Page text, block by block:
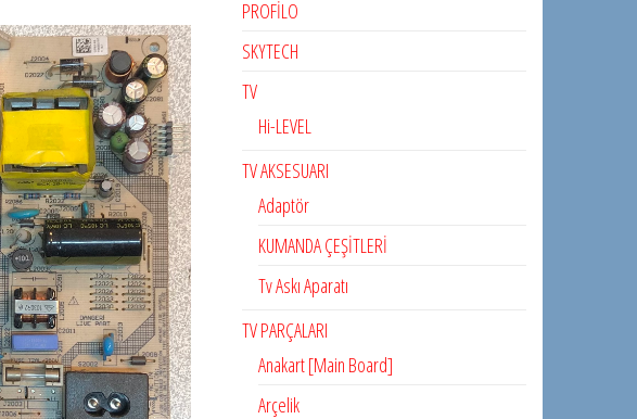
PROFİLO
SKYTECH
TV
Hi-LEVEL
TV AKSESUARI
Adaptör
KUMANDA ÇEŞİTLERİ
Tv Askı Aparatı
TV PARÇALARI
Anakart [Main Board]
Arçelik